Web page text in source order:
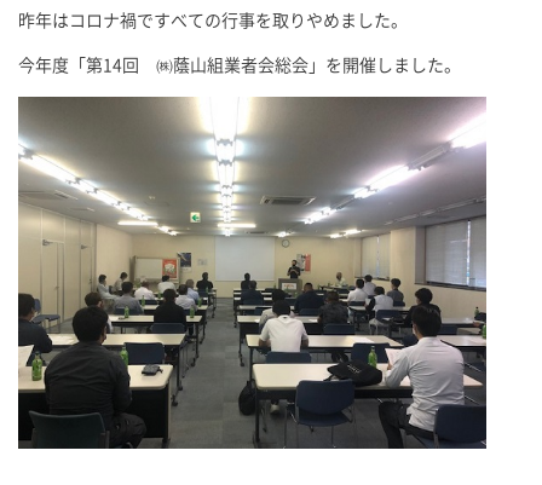
昨年はコロナ禍ですべての行事を取りやめました。
今年度「第14回 ㈱蔭山組業者会総会」を開催しました。